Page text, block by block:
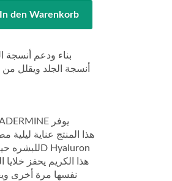
In den Warenkorb
بناء ودعم أنسجة
أنسجة الجلد ويقلل من
LABORATOIRES DIADERMINE يوفر
هذا المنتج عناية
للبشره حيث يحتوي على مادة 3D Hyaluron
. هذا الكريم يحفز خلايا
نفسها مرة أخرى